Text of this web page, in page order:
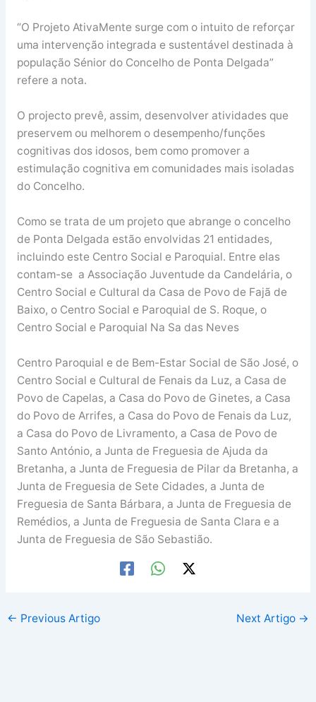
“O Projeto AtivaMente surge com o intuito de reforçar
uma intervenção integrada e sustentável destinada à
população Sénior do Concelho de Ponta Delgada”
refere a nota.
O projecto prevê, assim, desenvolver atividades que
preservem ou melhorem o desempenho/funções
cognitivas dos idosos, bem como promover a
estimulação cognitiva em comunidades mais isoladas
do Concelho.
Como se trata de um projeto que abrange o concelho
de Ponta Delgada estão envolvidas 21 entidades,
incluindo este Centro Social e Paroquial. Entre elas
contam-se a Associação Juventude da Candelária, o
Centro Social e Cultural da Casa de Povo de Fajã de
Baixo, o Centro Social e Paroquial de S. Roque, o
Centro Social e Paroquial Na Sa das Neves
Centro Paroquial e de Bem-Estar Social de São José, o
Centro Social e Cultural de Fenais da Luz, a Casa de
Povo de Capelas, a Casa do Povo de Ginetes, a Casa
do Povo de Arrifes, a Casa do Povo de Fenais da Luz,
a Casa do Povo de Livramento, a Casa de Povo de
Santo António, a Junta de Freguesia de Ajuda da
Bretanha, a Junta de Freguesia de Pilar da Bretanha, a
Junta de Freguesia de Sete Cidades, a Junta de
Freguesia de Santa Bárbara, a Junta de Freguesia de
Remédios, a Junta de Freguesia de Santa Clara e a
Junta de Freguesia de São Sebastião.
← Previous Artigo Next Artigo →